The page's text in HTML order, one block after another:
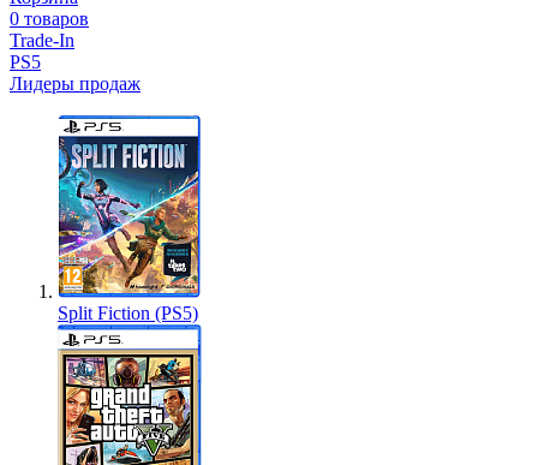
0 товаров
Trade-In
PS5
Лидеры продаж
Split Fiction (PS5)